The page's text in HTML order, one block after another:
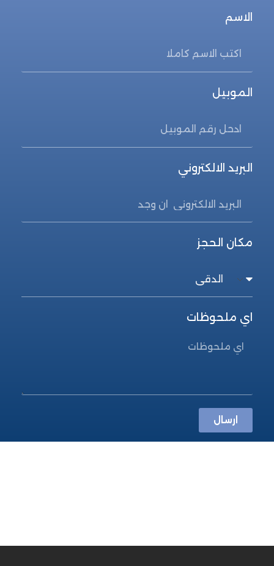
الاسم
الموبيل
البريد الالكتروني
مكان الحجز
اي ملحوظات
ارسال